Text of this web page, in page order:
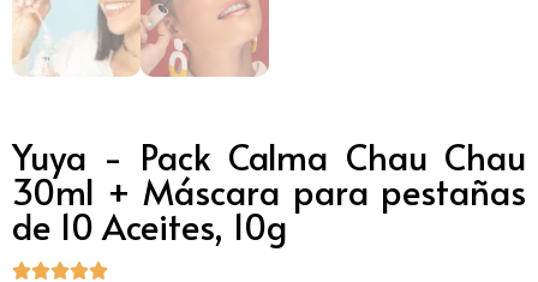
Yuya - Pack Calma Chau Chau
30ml + Máscara para pestañas
de 10 Aceites, 10g